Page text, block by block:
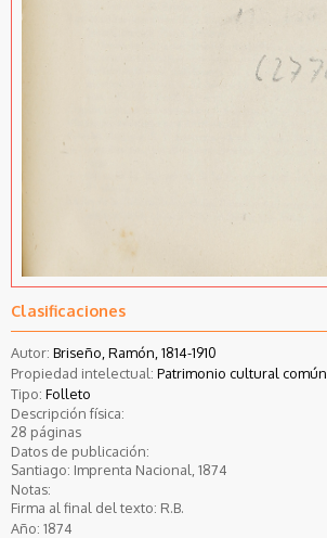
Clasificaciones
Autor: Briseño, Ramón, 1814-1910
Propiedad intelectual: Patrimonio cultural común
Tipo: Folleto
Descripción física:
28 páginas
Datos de publicación:
Santiago: Imprenta Nacional, 1874
Notas:
Firma al final del texto: R.B.
Año: 1874